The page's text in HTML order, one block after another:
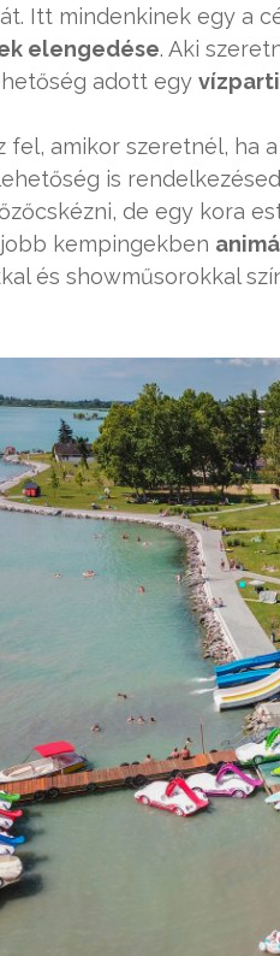
Itt mindenkinek egy a
elengedése. Aki
adott egy
fel, amikor szeretnél, ha
is
de egy kora
jobb kempingekben
és showműsorokkal